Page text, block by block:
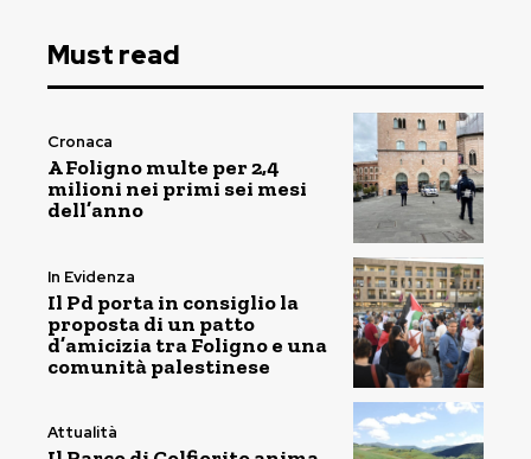
Must read
Cronaca
A Foligno multe per 2,4
milioni nei primi sei mesi
dell’anno
In Evidenza
Il Pd porta in consiglio la
proposta di un patto
d’amicizia tra Foligno e una
comunità palestinese
Attualità